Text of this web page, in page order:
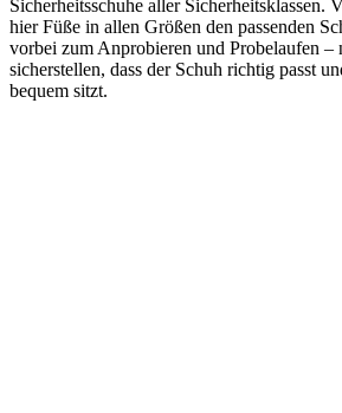
Sicherheitsschuhe aller Sicherheitsklassen.
hier Füße in allen Größen den passenden
vorbei zum Anprobieren und Probelaufen –
sicherstellen, dass der Schuh richtig passt
bequem sitzt.